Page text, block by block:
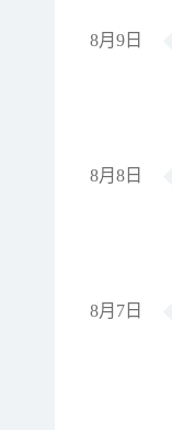
8月9日
8月8日
8月7日